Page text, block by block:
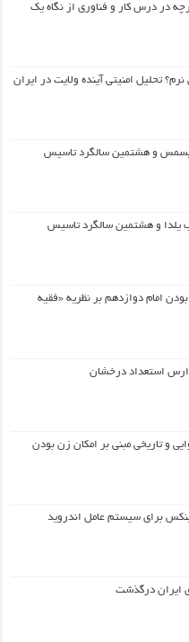
در درس کار و فناوری از نگاه یک
تحلیل امنیتی آینده ولایت در ایران
و هشتمین سالگرد تاسیس
یلدا و هشتمین سالگرد تاسیس
امام دوازدهم بر نظریه «فقیه
استعداد درخشان
و تاریخی مبنی بر امکان زن بودن
برای سیستم عامل اندروید
ایران درگذشت